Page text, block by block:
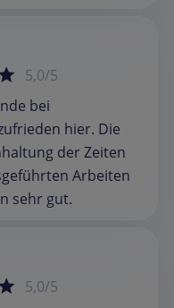
5,0/5
bei
hier. Die
der Zeiten
Arbeiten
sehr gut.
5,0/5